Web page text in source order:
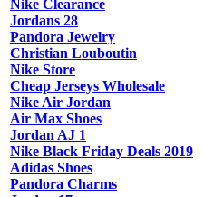
Nike Clearance
Jordans 28
Pandora Jewelry
Christian Louboutin
Nike Store
Cheap Jerseys Wholesale
Nike Air Jordan
Air Max Shoes
Jordan AJ 1
Nike Black Friday Deals 2019
Adidas Shoes
Pandora Charms